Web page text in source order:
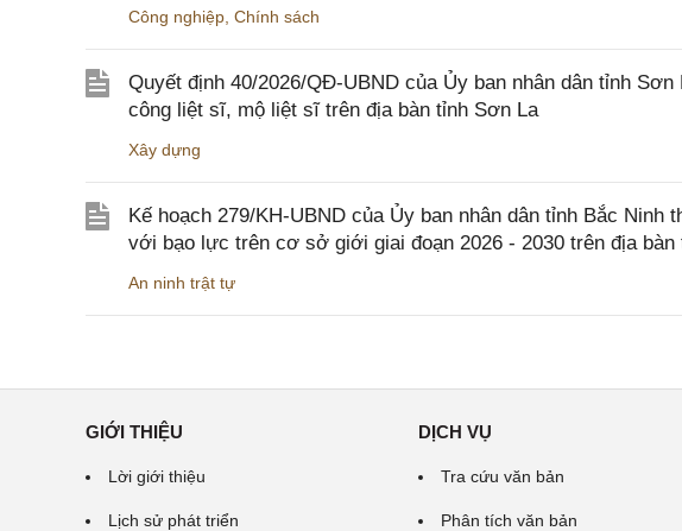
Công nghiệp Chính sách
Quyết định 40/2026/QĐ-UBND của Ủy ban nhân dân tỉnh
công liệt sĩ, mộ liệt sĩ trên địa bàn tỉnh Sơn La
Xây dựng
Kế hoạch 279/KH-UBND của Ủy ban nhân dân tỉnh Bắc
với bạo lực trên cơ sở giới giai đoạn 2026 - 2030 trên địa bàn
An ninh trật tự
GIỚI THIỆU
Lời giới thiệu
Lịch sử phát triển
DỊCH VỤ
Tra cứu văn bản
Phân tích văn bản